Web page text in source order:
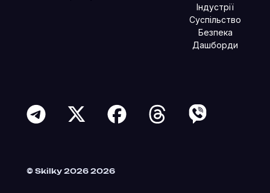
Індустрії
Суспільство
Безпека
Дашборди
Читайте більше в наших соцмережах
© Skilky 2026 2026